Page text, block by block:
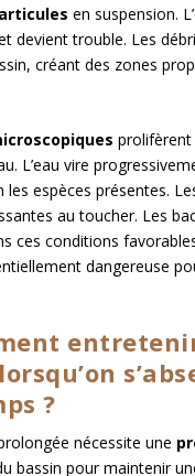
en suspension.
devient trouble. Les
créant des zones
prolifèrent
L’eau vire
les espèces présentes.
au toucher. Les
ces conditions
dangereuse
?
nécessite une
bassin pour maintenir